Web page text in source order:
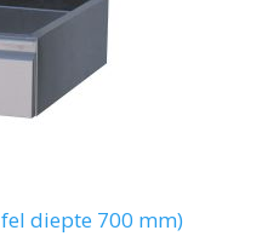
diepte 700 mm)